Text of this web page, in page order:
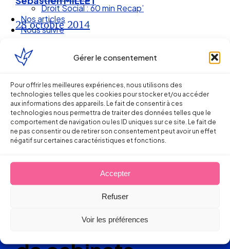
Gérer le consentement
Pour offrir les meilleures expériences, nous utilisons des
technologies telles que les cookies pour stocker et/ou accéder
aux informations des appareils. Le fait de consentir à ces
technologies nous permettra de traiter des données telles que le
comportement de navigation ou les ID uniques sur ce site. Le fait de
ne pas consentir ou de retirer son consentement peut avoir un effet
négatif sur certaines caractéristiques et fonctions.
Accepter
Refuser
Voir les préférences
Droit Social : 60 min Recap’
Nos articles
Nous suivre
28 octobre 2014
Ellipse Avocats
Réseau